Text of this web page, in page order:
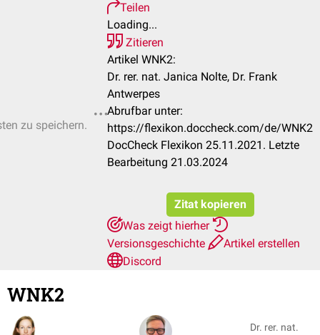
zu speichern.
Teilen
Loading...
Zitieren
Artikel WNK2:
Dr. rer. nat. Janica Nolte, Dr. Frank
Antwerpes
Abrufbar unter:
https://flexikon.doccheck.com/de/WNK2
DocCheck Flexikon 25.11.2021. Letzte
Bearbeitung 21.03.2024
Zitat kopieren
Was zeigt hierher
Versionsgeschichte
Artikel erstellen
Discord
WNK2
Dr. rer. nat.